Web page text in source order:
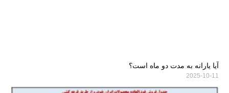
آیا یارانه به مدت دو ماه است؟
2025-10-11